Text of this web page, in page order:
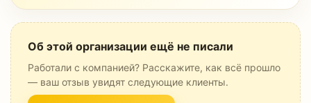
Об этой организации ещё не писали
Работали с компанией? Расскажите, как всё прошло
— ваш отзыв увидят следующие клиенты.